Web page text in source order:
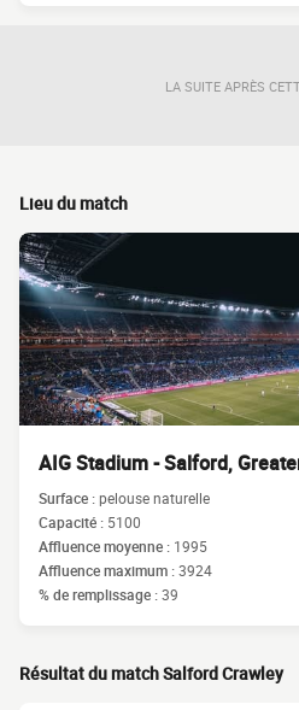
LA SUITE APRÈS
Lieu du match
AIG Stadium - Salford,
Surface :pelouse naturelle
Capacité : 5100
Affluence moyenne : 1995
Affluence maximum :3924
% de remplissage :39
Résultat du match Salford Crawley